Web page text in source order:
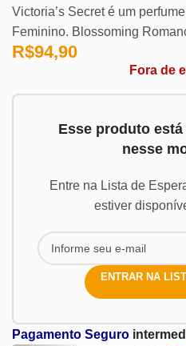
Victoria’s Secret é um
Feminino. Blossoming
R$94,90
Fora de
Esse produto
nesse
Entre na Lista de
estiver
ENTRAR NA
Pagamento Seguro